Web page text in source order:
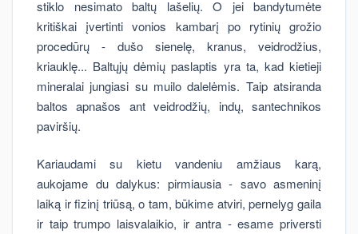
stiklo nesimato baltų lašelių. O jei bandytumėte
kritiškai įvertinti vonios kambarį po rytinių grožio
procedūrų - dušo sienelę, kranus, veidrodžius,
kriauklę... Baltųjų dėmių paslaptis yra ta, kad kietieji
mineralai jungiasi su muilo dalelėmis. Taip atsiranda
baltos apnašos ant veidrodžių, indų, santechnikos
paviršių.
Kariaudami su kietu vandeniu amžiaus karą,
aukojame du dalykus: pirmiausia - savo asmeninį
laiką ir fizinį triūsą, o tam, būkime atviri, pernelyg gaila
ir taip trumpo laisvalaikio, ir antra - esame priversti